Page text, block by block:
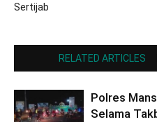
Sertijab
RELATED ARTICLES
Polres
Selama